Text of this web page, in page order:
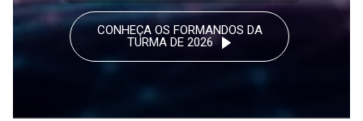
CONHEÇA OS FORMANDOS DA
TURMA DE 2026